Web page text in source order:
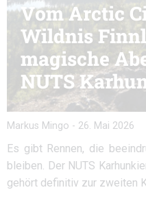
Vom Arctic
Wildnis
magische
NUTS
Markus Mingo - 26. Mai 2026
Es gibt Rennen, die
bleiben. Der NUTS
gehört definitiv zur zweiten